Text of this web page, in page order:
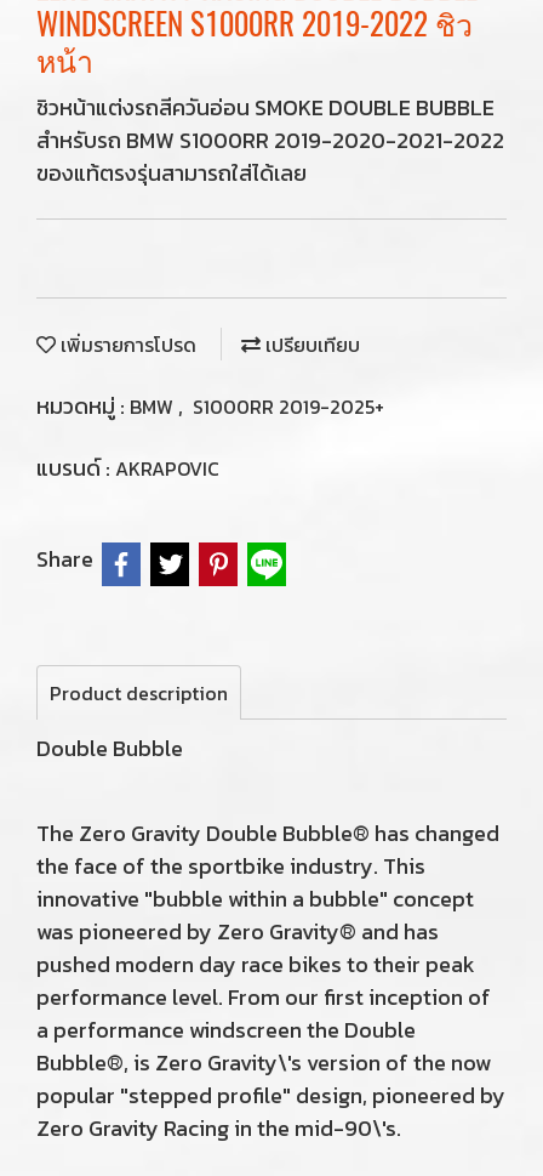
WINDSCREEN S1000RR 2019-2022 ชิว
หน้า
ชิวหน้าแต่งรถสีควันอ่อน SMOKE DOUBLE BUBBLE
สำหรับรถ BMW S1000RR 2019-2020-2021-2022
ของแท้ตรงรุ่นสามารถใส่ได้เลย
เพิ่มรายการโปรด เปรียบเทียบ
หมวดหมู่ : BMW , S1000RR 2019-2025+
แบรนด์ : AKRAPOVIC
Share
Product description
Double Bubble
The Zero Gravity Double Bubble® has changed
the face of the sportbike industry. This
innovative "bubble within a bubble" concept
was pioneered by Zero Gravity® and has
pushed modern day race bikes to their peak
performance level. From our first inception of
a performance windscreen the Double
Bubble®, is Zero Gravity\'s version of the now
popular "stepped profile" design, pioneered by
Zero Gravity Racing in the mid-90\'s.